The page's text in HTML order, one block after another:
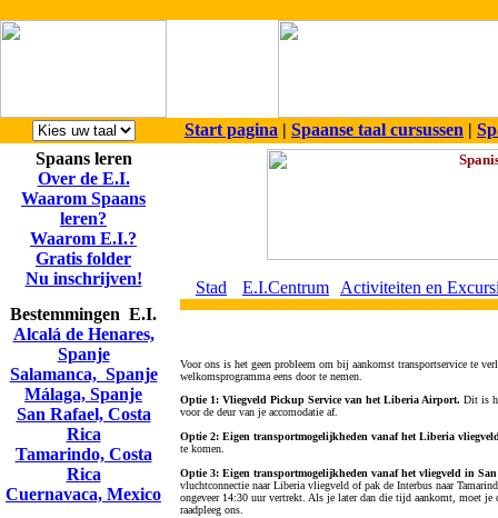
Start pagina | Spaanse taal cursussen |
Spaans leren
Over de E.I.
Waarom Spaans
leren?
Waarom E.I.?
Gratis folder
Nu inschrijven!
Bestemmingen E.I.
Alcalá de Henares,
Spanje
Salamanca, Spanje
Málaga, Spanje
San Rafael, Costa
Rica
Tamarindo, Costa
Rica
Cuernavaca, Mexico
Stad E.I.Centrum Activiteiten en
Voor ons is het geen probleem om bij aankomst transportservice te
welkomsprogramma eens door te nemen.
Optie 1: Vliegveld Pickup Service van het Liberia Airport. Dit is
voor de deur van je accomodatie af.
Optie 2: Eigen transportmogelijkheden vanaf het Liberia
te komen.
Optie 3: Eigen transportmogelijkheden vanaf het vliegveld in
vluchtconnectie naar Liberia vliegveld of pak de Interbus naar
ongeveer 14:30 uur vertrekt. Als je later dan die tijd aankomt, moet je
raadpleeg ons.